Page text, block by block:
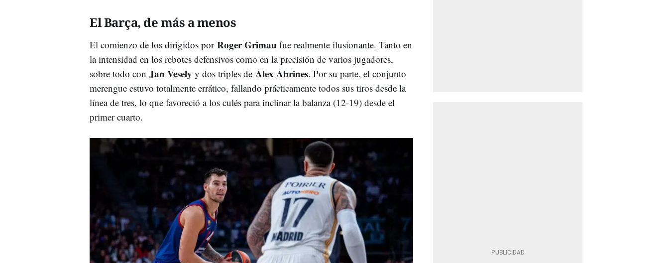
El Barça, de más a menos
El comienzo de los dirigidos por Roger Grimau fue realmente ilusionante. Tanto en
la intensidad en los rebotes defensivos como en la precisión de varios jugadores,
sobre todo con Jan Vesely y dos triples de Alex Abrines. Por su parte, el conjunto
merengue estuvo totalmente errático, fallando prácticamente todos sus tiros desde la
línea de tres, lo que favoreció a los culés para inclinar la balanza (12-19) desde el
primer cuarto.